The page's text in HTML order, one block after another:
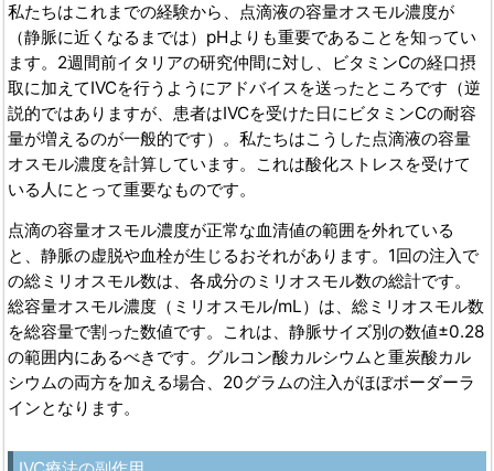
私たちはこれまでの経験から、点滴液の容量オスモル濃度が
（静脈に近くなるまでは）pHよりも重要であることを知ってい
ます。2週間前イタリアの研究仲間に対し、ビタミンCの経口摂
取に加えてIVCを行うようにアドバイスを送ったところです（逆
説的ではありますが、患者はIVCを受けた日にビタミンCの耐容
量が増えるのが一般的です）。私たちはこうした点滴液の容量
オスモル濃度を計算しています。これは酸化ストレスを受けて
いる人にとって重要なものです。
点滴の容量オスモル濃度が正常な血清値の範囲を外れている
と、静脈の虚脱や血栓が生じるおそれがあります。1回の注入で
の総ミリオスモル数は、各成分のミリオスモル数の総計です。
総容量オスモル濃度（ミリオスモル/mL）は、総ミリオスモル数
を総容量で割った数値です。これは、静脈サイズ別の数値±0.28
の範囲内にあるべきです。グルコン酸カルシウムと重炭酸カル
シウムの両方を加える場合、20グラムの注入がほぼボーダーラ
インとなります。